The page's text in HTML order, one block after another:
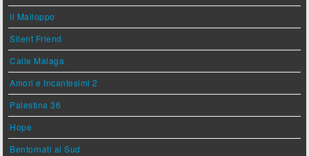
Il Malloppo
Silent Friend
Calle Malaga
Amori e Incantesimi 2
Palestina 36
Hope
Bentornati al Sud